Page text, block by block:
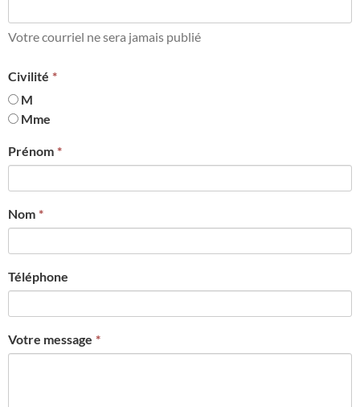
Votre courriel ne sera jamais publié
Civilité
M
Mme
Prénom
Nom
Téléphone
Votre message